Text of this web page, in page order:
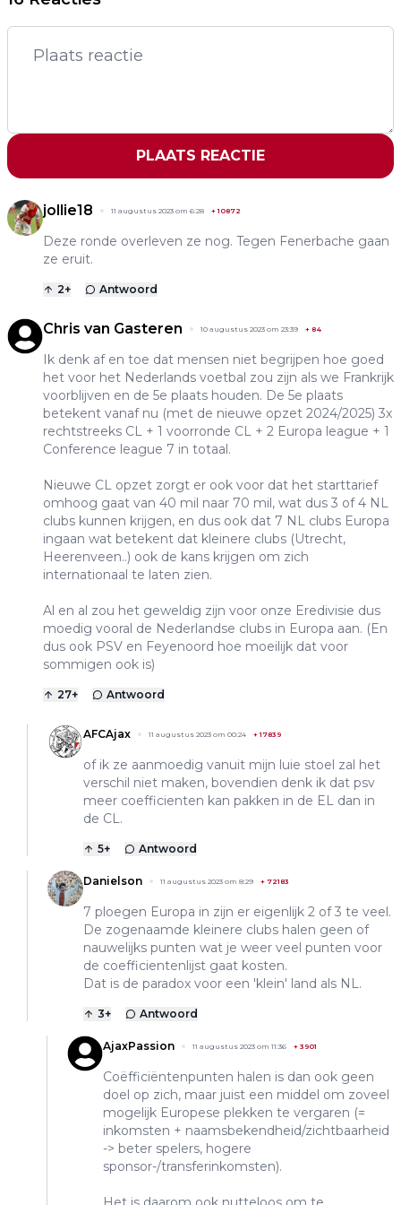
PLAATS REACTIE
jollie18 11 augustus 2023 om 6:28 +10872
Deze ronde overleven ze nog. Tegen Fenerbache gaan
ze eruit.
2+ Antwoord
Chris van Gasteren 10 augustus 2023 om 23:39 + 84
Ik denk af en toe dat mensen niet begrijpen hoe goed
het voor het Nederlands voetbal zou zijn als we Frankrijk
voorblijven en de 5e plaats houden. De 5e plaats
betekent vanaf nu (met de nieuwe opzet 2024/2025) 3x
rechtstreeks CL + 1 voorronde CL + 2 Europa league + 1
Conference league 7 in totaal.
Nieuwe CL opzet zorgt er ook voor dat het starttarief
omhoog gaat van 40 mil naar 70 mil, wat dus 3 of 4 NL
clubs kunnen krijgen, en dus ook dat 7 NL clubs Europa
ingaan wat betekent dat kleinere clubs (Utrecht,
Heerenveen..) ook de kans krijgen om zich
internationaal te laten zien.
Al en al zou het geweldig zijn voor onze Eredivisie dus
moedig vooral de Nederlandse clubs in Europa aan. (En
dus ook PSV en Feyenoord hoe moeilijk dat voor
sommigen ook is)
27+ Antwoord
AFCAjax 11 augustus 2023 om 00:24 +17839
of ik ze aanmoedig vanuit mijn luie stoel zal het
verschil niet maken, bovendien denk ik dat psv
meer coefficienten kan pakken in de EL dan in
de CL.
5+ Antwoord
Danielson 11 augustus 2023 om 8:29 + 72183
7 ploegen Europa in zijn er eigenlijk 2 of 3 te veel.
De zogenaamde kleinere clubs halen geen of
nauwelijks punten wat je weer veel punten voor
de coefficientenlijst gaat kosten.
Dat is de paradox voor een 'klein' land als NL.
3+ Antwoord
AjaxPassion 11 augustus 2023 om 11:36 + 3901
Coëfficiëntenpunten halen is dan ook geen
doel op zich, maar juist een middel om zoveel
mogelijk Europese plekken te vergaren (=
inkomsten + naamsbekendheid/zichtbaarheid
-> beter spelers, hogere
sponsor-/transferinkomsten).